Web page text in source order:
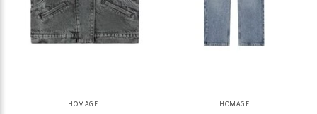
HOMAGE HOMAGE